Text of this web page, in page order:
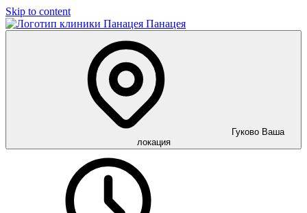
Skip to content
Панацея
Гуково Ваша
локация